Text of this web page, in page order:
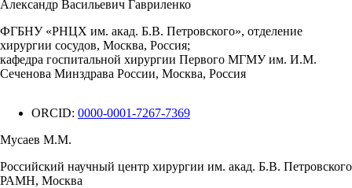
Александр Васильевич Гавриленко
ФГБНУ «РНЦХ им. акад. Б.В. Петровского», отделение
хирургии сосудов, Москва, Россия;
кафедра госпитальной хирургии Первого МГМУ им. И.М.
Сеченова Минздрава России, Москва, Россия
ORCID: 0000-0001-7267-7369
Мусаев М.М.
Российский научный центр хирургии им. акад. Б.В. Петровского
РАМН, Москва